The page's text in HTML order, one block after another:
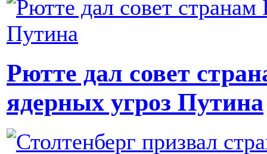
Рютте дал совет
ядерных угроз Путина